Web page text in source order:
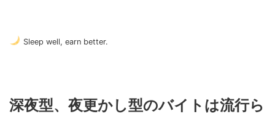
Sleep well, earn better.
深夜型、夜更かし型のバイトは流行ら